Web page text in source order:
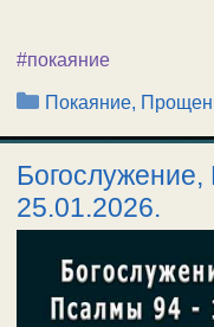
#покаяние
Рубрики
Покаяние,
25.01.2026.